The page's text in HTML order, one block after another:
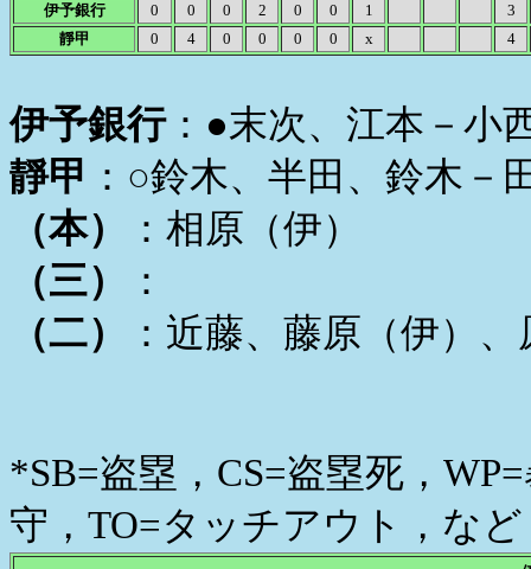
伊予銀行
0 0 0 2 0 0 1
3
靜甲
0 4 0 0 0 0 x 4
伊予銀行：●末次、江本－小
靜甲 ：○鈴木、半田、鈴木－
（本）
：相原（伊）
（三）
：
（二）
：近藤、藤原（伊）
*SB=盗塁，CS=盗塁死，
守，TO=タッチアウト，など